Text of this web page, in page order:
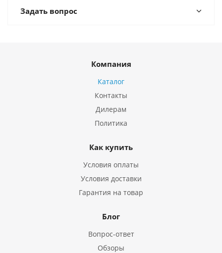
Задать вопрос
Компания
Каталог
Контакты
Дилерам
Политика
Как купить
Условия оплаты
Условия доставки
Гарантия на товар
Блог
Вопрос-ответ
Обзоры